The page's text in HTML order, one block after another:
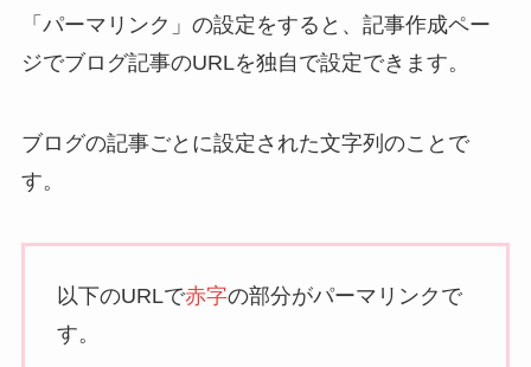
「パーマリンク」の設定をすると、記事作成ペー
ジでブログ記事のURLを独自で設定できます。
ブログの記事ごとに設定された文字列のことで
す。
以下のURLで赤字の部分がパーマリンクで
す。